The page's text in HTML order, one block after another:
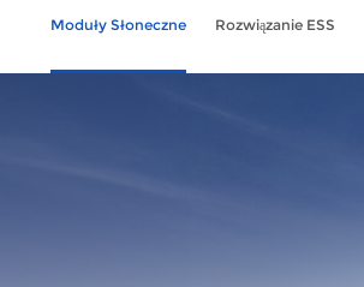
Moduły Słoneczne Rozwiązanie ESS